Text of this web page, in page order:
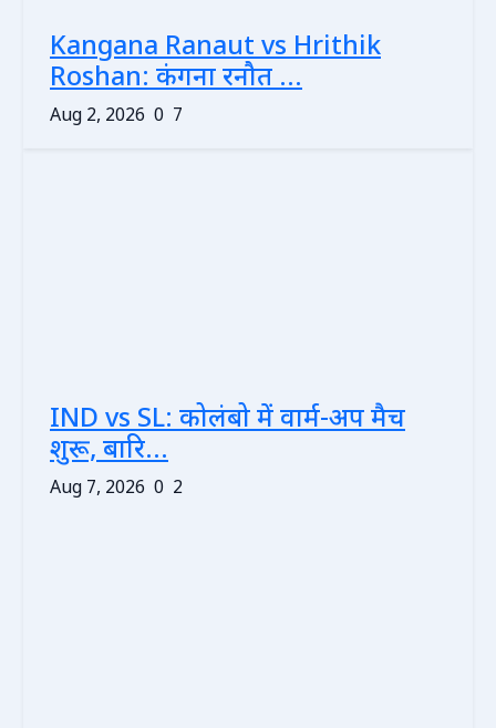
Kangana Ranaut vs Hrithik
Roshan: कंगना रनौत ...
Aug 2, 2026 0 7
IND vs SL: कोलंबो में वार्म-अप मैच
शुरू, बारि...
Aug 7, 2026 0 2